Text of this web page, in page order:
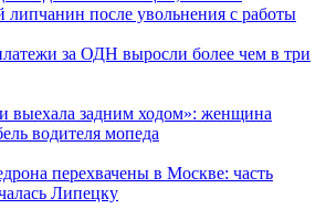
липчанин после увольнения с работы
за ОДН выросли более чем в три
выехала задним ходом»: женщина
водителя мопеда
перехвачены в Москве: часть
Липецку